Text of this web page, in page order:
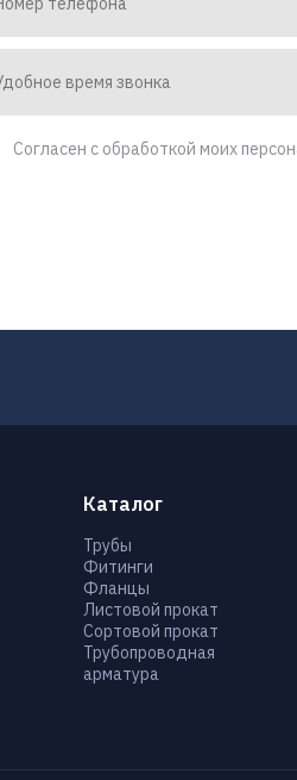
Согласен с обработкой моих
Каталог
Трубы
Фитинги
Фланцы
Листовой прокат
Сортовой прокат
Трубопроводная
арматура